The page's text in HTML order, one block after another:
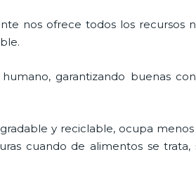
nos ofrece todos los recursos
garantizando buenas
y reciclable, ocupa
cuando de alimentos se